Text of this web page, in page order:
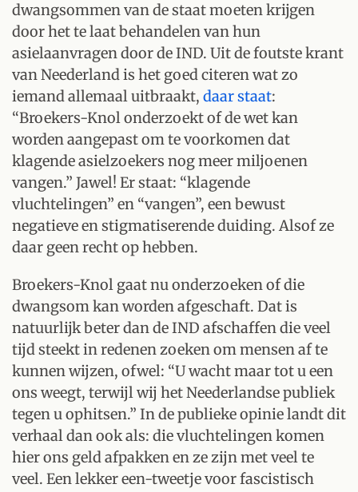
dwangsommen van de staat moeten krijgen
door het te laat behandelen van hun
asielaanvragen door de IND. Uit de foutste krant
van Neederland is het goed citeren wat zo
iemand allemaal uitbraakt, daar staat:
“Broekers-Knol onderzoekt of de wet kan
worden aangepast om te voorkomen dat
klagende asielzoekers nog meer miljoenen
vangen.” Jawel! Er staat: “klagende
vluchtelingen” en “vangen”, een bewust
negatieve en stigmatiserende duiding. Alsof ze
daar geen recht op hebben.
Broekers-Knol gaat nu onderzoeken of die
dwangsom kan worden afgeschaft. Dat is
natuurlijk beter dan de IND afschaffen die veel
tijd steekt in redenen zoeken om mensen af te
kunnen wijzen, ofwel: “U wacht maar tot u een
ons weegt, terwijl wij het Neederlandse publiek
tegen u ophitsen.” In de publieke opinie landt dit
verhaal dan ook als: die vluchtelingen komen
hier ons geld afpakken en ze zijn met veel te
veel. Een lekker een-tweetje voor fascistisch